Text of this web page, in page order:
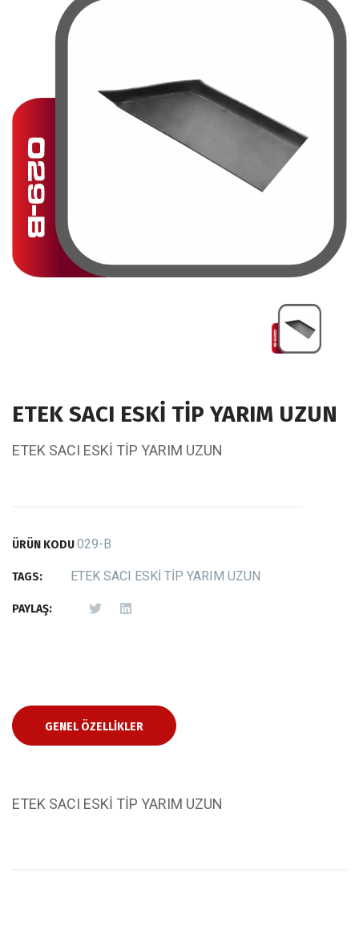
ETEK SACI ESKİ TİP YARIM UZUN
ETEK SACI ESKİ TİP YARIM UZUN
ÜRÜN KODU029-B
TAGS: ETEK SACI ESKİ TİP YARIM UZUN
PAYLAŞ:
GENEL ÖZELLIKLER
ETEK SACI ESKİ TİP YARIM UZUN